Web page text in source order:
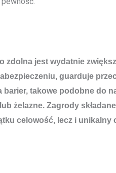
zdolna jest wydatnie
guarduje
takowe podobne do
żelazne. Zagrody
celowość, lecz i unikalny